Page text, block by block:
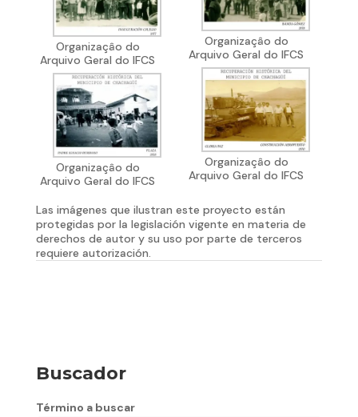
Organizaçâo do
Arquivo Geral do IFCS
Organizaçâo do
Arquivo Geral do IFCS
Organizaçâo do
Arquivo Geral do IFCS
Organizaçâo do
Arquivo Geral do IFCS
Las imágenes que ilustran este proyecto están
protegidas por la legislación vigente en materia de
derechos de autor y su uso por parte de terceros
requiere autorización.
Buscador
Término a buscar